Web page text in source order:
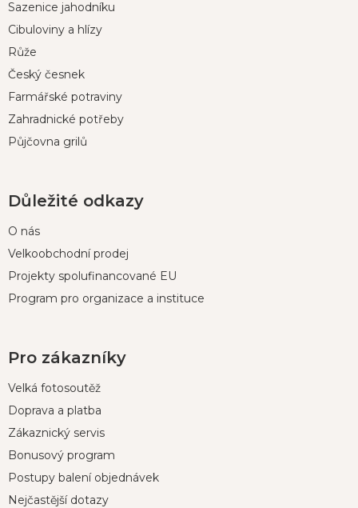
aSazenice jahodníku
Cibuloviny a hlízy
Růže
Český česnek
Farmářské potraviny
Zahradnické potřeby
Půjčovna grilů
Důležité odkazy
O nás
Velkoobchodní prodej
Projekty spolufinancované EU
Program pro organizace a instituce
Pro zákazníky
Velká fotosoutěž
Doprava a platba
Zákaznický servis
Bonusový program
Postupy balení objednávek
Nejčastější dotazy